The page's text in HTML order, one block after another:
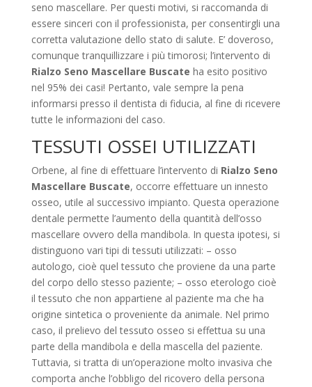
seno mascellare. Per questi motivi, si raccomanda di
essere sinceri con il professionista, per consentirgli una
corretta valutazione dello stato di salute. E’ doveroso,
comunque tranquillizzare i più timorosi; l’intervento di
Rialzo Seno Mascellare Buscate ha esito positivo
nel 95% dei casi! Pertanto, vale sempre la pena
informarsi presso il dentista di fiducia, al fine di ricevere
tutte le informazioni del caso.
TESSUTI OSSEI UTILIZZATI
Orbene, al fine di effettuare l’intervento di Rialzo Seno
Mascellare Buscate, occorre effettuare un innesto
osseo, utile al successivo impianto. Questa operazione
dentale permette l’aumento della quantità dell’osso
mascellare ovvero della mandibola. In questa ipotesi, si
distinguono vari tipi di tessuti utilizzati: – osso
autologo, cioè quel tessuto che proviene da una parte
del corpo dello stesso paziente; – osso eterologo cioè
il tessuto che non appartiene al paziente ma che ha
origine sintetica o proveniente da animale. Nel primo
caso, il prelievo del tessuto osseo si effettua su una
parte della mandibola e della mascella del paziente.
Tuttavia, si tratta di un’operazione molto invasiva che
comporta anche l’obbligo del ricovero della persona